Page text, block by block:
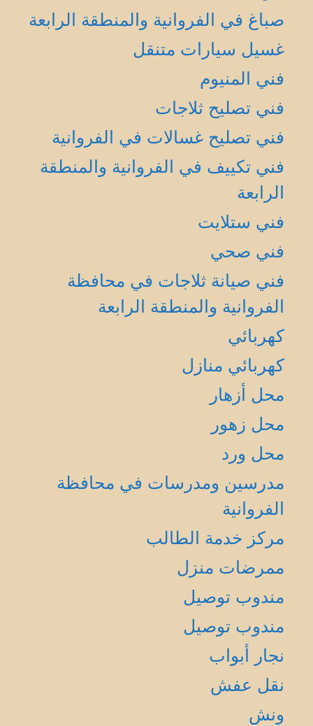
صباغ في الفروانية والمنطقة الرابعة
غسيل سيارات متنقل
فني المنيوم
فني تصليح ثلاجات
فني تصليح غسالات في الفروانية
فني تكييف في الفروانية والمنطقة
الرابعة
فني ستلايت
فني صحي
فني صيانة ثلاجات في محافظة
الفروانية والمنطقة الرابعة
كهربائي
كهربائي منازل
محل أزهار
محل زهور
محل ورد
مدرسين ومدرسات في محافظة
الفروانية
مركز خدمة الطالب
ممرضات منزل
مندوب توصيل
مندوب توصيل
نجار أبواب
نقل عفش
ونش